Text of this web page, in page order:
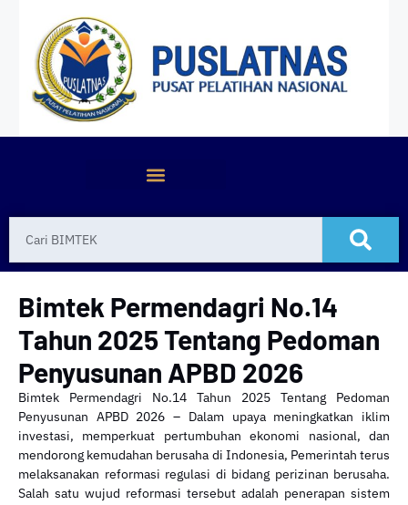
Bimtek Permendagri No.14
Tahun 2025 Tentang Pedoman
Penyusunan APBD 2026
Bimtek Permendagri No.14 Tahun 2025 Tentang Pedoman
Penyusunan APBD 2026 – Dalam upaya meningkatkan iklim
investasi, memperkuat pertumbuhan ekonomi nasional, dan
mendorong kemudahan berusaha di Indonesia, Pemerintah terus
melaksanakan reformasi regulasi di bidang perizinan berusaha.
Salah satu wujud reformasi tersebut adalah penerapan sistem